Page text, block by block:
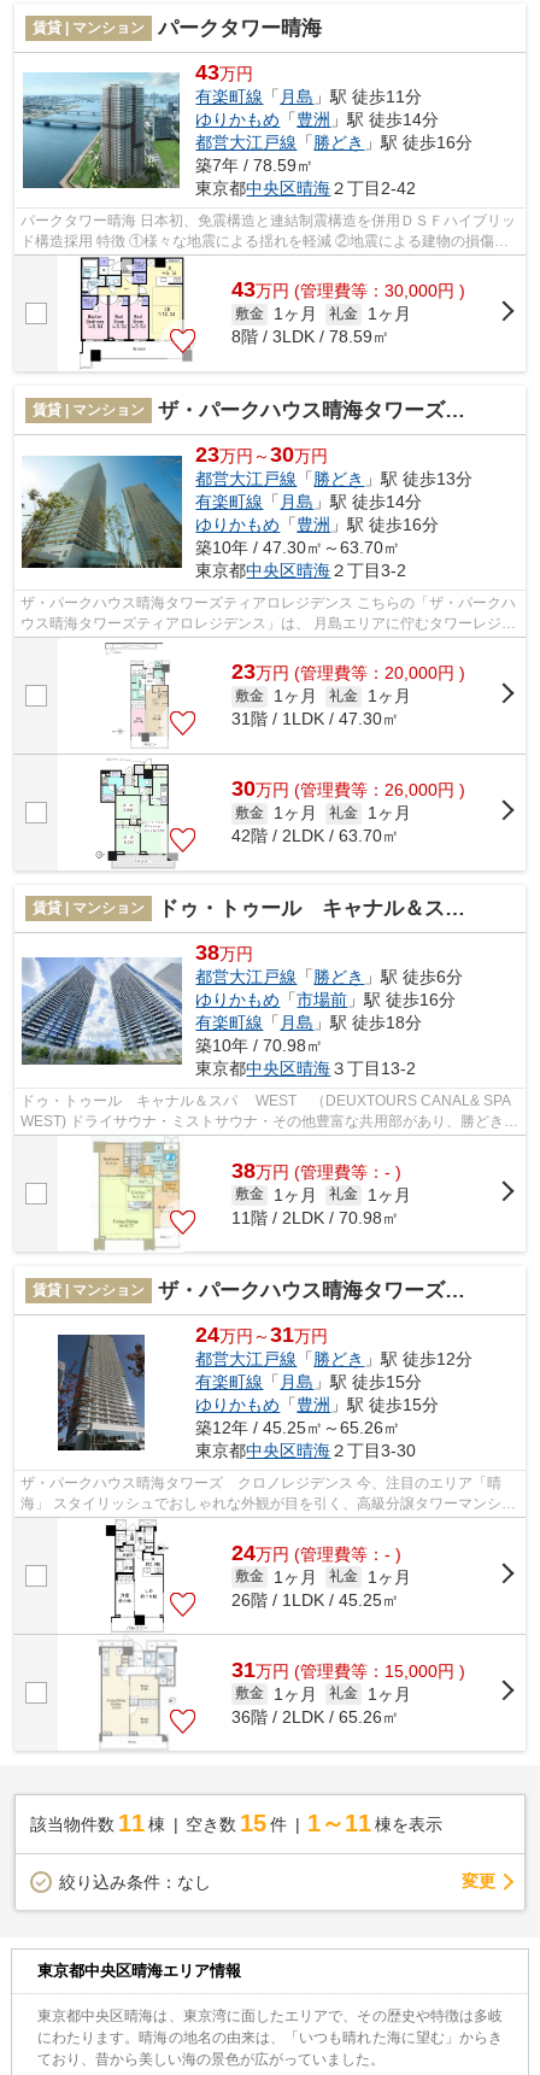
賃貸 | マンション パークタワー晴海
43万円
有楽町線 「 月島 」駅 徒歩11分
ゆりかもめ 「豊洲 」駅 徒歩14分
都営大江戸線 「 勝どき 」駅 徒歩16分
築7年 / 78.59㎡
東京都中央区晴海２丁目2-42
パークタワー晴海 日本初、免震構造と連結制震構造を併用ＤＳＦハイブリッ
ド構造採用 特徴 ①様々な地震による揺れを軽減 ②地震による建物の損傷を
軽減 ③揺れが早くおさまる安心感 ④...
43万円 (管理費等：30,000円 )
敷金 1ヶ月 礼金
1ヶ月
8階 / 3LDK / 78.59㎡
賃貸 | マンション ザ・パークハウス晴海タワーズティアロレジデンス
23万円～30万円
都営大江戸線 「 勝どき 」駅 徒歩13分
有楽町線 「 月島 」駅 徒歩14分
ゆりかもめ 「豊洲 」駅 徒歩16分
築10年 / 47.30㎡～63.70㎡
東京都中央区晴海２丁目3-2
ザ・パークハウス晴海タワーズティアロレジデンス こちらの「ザ・パークハ
ウス晴海タワーズティアロレジデンス」は、 月島エリアに佇むタワーレジデ
ンス。 都心の水辺に映えるスタイ...
23万円 (管理費等：20,000円 )
敷金 1ヶ月 礼金
1ヶ月
31階 / 1LDK / 47.30㎡
30万円 (管理費等：26,000円 )
敷金 1ヶ月 礼金
1ヶ月
42階 / 2LDK / 63.70㎡
賃貸 | マンション ドゥ・トゥール キャナル＆スパ WEST
38万円
都営大江戸線 「勝どき 」駅 徒歩6分
ゆりかもめ 「市場前 」駅 徒歩16分
有楽町線 「 月島 」駅 徒歩18分
築10年 / 70.98㎡
東京都中央区晴海３丁目13-2
ドゥ・トゥール キャナル＆スパ WEST （DEUXTOURS CANAL& SPA
WEST) ドライサウナ・ミストサウナ・その他豊富な共用部があり、勝どき駅
38万円 (管理費等：- )
敷金 1ヶ月 礼金
1ヶ月
11階 / 2LDK / 70.98㎡
賃貸 | マンション ザ・パークハウス晴海タワーズ クロノレジデンス
24万円～31万円
都営大江戸線 「 勝どき 」駅 徒歩12分
有楽町線 「 月島 」駅 徒歩15分
ゆりかもめ 「豊洲 」駅 徒歩15分
築12年 / 45.25㎡～65.26㎡
東京都中央区晴海２丁目3-30
ザ・パークハウス晴海タワーズ クロノレジデンス 今、注目のエリア「晴
海」 スタイリッシュでおしゃれな外観が目を引く、高級分譲タワーマンショ
ンです。 駅からの徒歩数は少しあ...
24万円 (管理費等：- )
敷金 1ヶ月 礼金
1ヶ月
26階 / 1LDK / 45.25㎡
31万円 (管理費等：15,000円 )
敷金 1ヶ月 礼金
1ヶ月
36階 / 2LDK / 65.26㎡
該当物件数 11棟 空き数 15 件 1～11 棟を表示
絞り込み条件： なし 変更
東京都中央区晴海エリア情報
東京都中央区晴海は、東京湾に面したエリアで、その歴史や特徴は多岐
にわたります。晴海の地名の由来は、「いつも晴れた海に望む」からき
ており、昔から美しい海の景色が広がっていました。